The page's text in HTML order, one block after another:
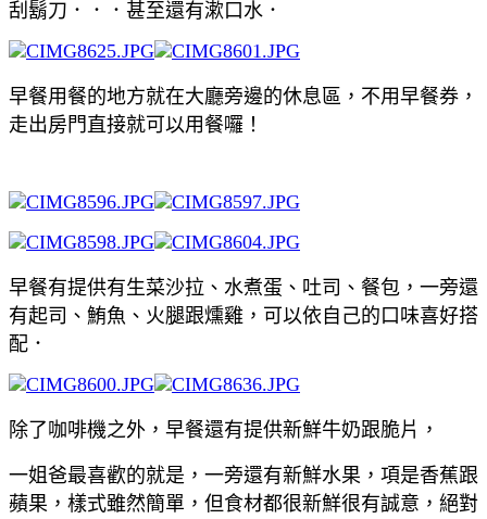
刮鬍刀．．．甚至還有漱口水．
早餐用餐的地方就在大廳旁邊的休息區，不用早餐券，
走出房門直接就可以用餐囉！
早餐有提供有生菜沙拉、水煮蛋、吐司、餐包，一旁還
有起司、鮪魚、火腿跟燻雞，可以依自己的口味喜好搭
配．
除了咖啡機之外，早餐還有提供新鮮牛奶跟脆片，
一姐爸最喜歡的就是，一旁還有新鮮水果，項是香蕉跟
蘋果，樣式雖然簡單，但食材都很新鮮很有誠意，絕對